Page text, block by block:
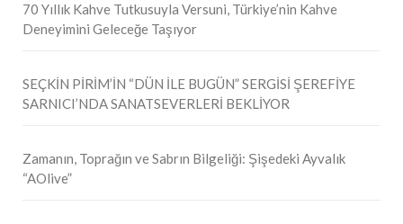
70 Yıllık Kahve Tutkusuyla Versuni, Türkiye’nin Kahve
Deneyimini Geleceğe Taşıyor
SEÇKİN PİRİM’İN “DÜN İLE BUGÜN” SERGİSİ ŞEREFİYE
SARNICI’NDA SANATSEVERLERİ BEKLİYOR
Zamanın, Toprağın ve Sabrın Bilgeliği: Şişedeki Ayvalık
“AOlive”